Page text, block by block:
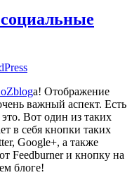
а! Отображение
важный аспект. Есть
Вот один из таких
в себя кнопки таких
Google+, а также
Feedburner и кнопку на
блоге!